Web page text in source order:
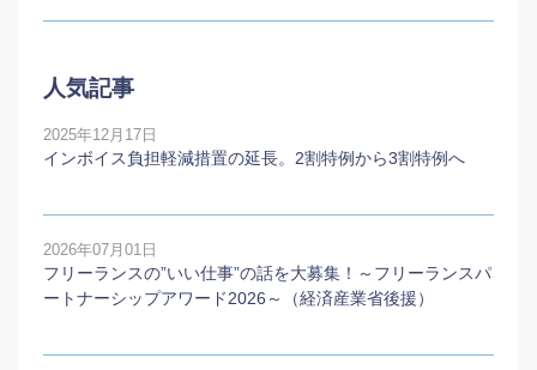
人気記事
2025年12月17日
インボイス負担軽減措置の延長。2割特例から3割特例へ
2026年07月01日
フリーランスの”いい仕事”の話を大募集！～フリーランスパ
ートナーシップアワード2026～（経済産業省後援）